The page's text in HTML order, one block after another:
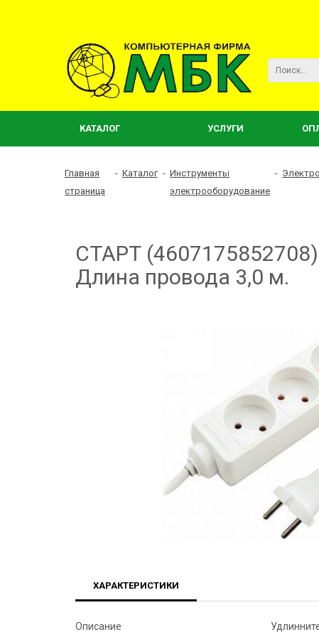
КАТАЛОГ УСЛУГИ
Главная
страница
- Каталог - Инструменты
электрооборудование
-
СТАРТ
Длина провода 3,0 м.
ХАРАКТЕРИСТИКИ
Описание